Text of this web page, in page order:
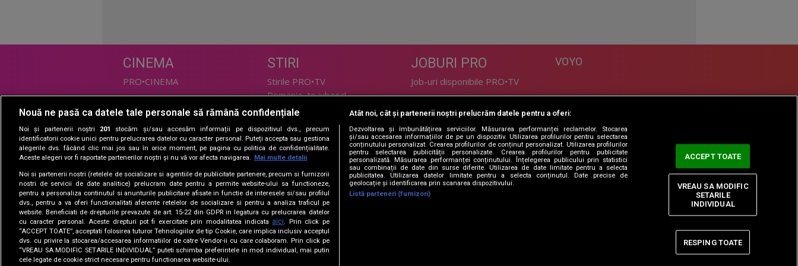
CINEMA
PRO•CINEMA
DIVERTISMENT
PRO•TV
Romanii au talent
Las Fierbinti
La Maruta
Apropo TV
STIRI
Stirile PRO•TV
Romania, te iubesc!
TEHNOLOGIE
I Like IT
SPORT
Sport.ro
PRO•ARENA
JOBURI PRO
Job-uri disponibile PRO•TV
LIFESTYLE
Doctor de Bine
Acasă
Acasă Gold
Perfecte
DeBarbati
VOYO
Contact
Nouă ne pasă ca datele tale personale să rămână confidențiale
Noi și partenerii noștri 201
stocăm și/sau accesăm informații pe dispozitivul dvs., precum
identificatorii cookie unici pentru prelucrarea datelor cu caracter personal. Puteți accepta sau gestiona
alegerile dvs. făcând clic mai jos sau în orice moment, pe pagina cu politica de confidențialitate.
Aceste alegeri vor fi raportate partenerilor noștri și nu vă vor afecta navigarea.
Mai multe detalii
Noi si partenerii nostri (retelele de socializare si agentiile de publicitate partenere, precum si furnizorii
nostri de servicii de date analitice) prelucram date pentru a permite website-ului sa functioneze,
pentru a personaliza continutul si anunturile publicitare afisate in functie de interesele si/sau profilul
dvs., pentru a va oferi functionalitati aferente retelelor de socializare si pentru a analiza traficul pe
website. Beneficiati de drepturile prevazute de art. 15-22 din GDPR in legatura cu prelucrarea datelor
cu caracter personal. Aceste drepturi pot fi exercitate prin modalitatea indicata aici. Prin click pe
“ACCEPT TOATE”, acceptati folosirea tuturor Tehnologiilor de tip Cookie, care implica inclusiv acceptul
dvs. cu privire la stocarea/accesarea informatiilor de catre Vendor-ii cu care colaboram. Prin click pe
“VREAU SA MODIFIC SETARILE INDIVIDUAL” puteti schimba preferintele in mod individual, mai putin
cele legate de cookie strict necesare pentru functionarea website-ului.
Atât noi, cât și partenerii noștri prelucrăm datele pentru a oferi:
Dezvoltarea și îmbunătățirea serviciilor. Măsurarea performanței reclamelor. Stocarea
și/sau accesarea informațiilor de pe un dispozitiv. Utilizarea profilurilor pentru selectarea
conținutului personalizat. Crearea profilurilor de conținut personalizat. Utilizarea profilurilor
pentru selectarea publicității personalizate. Crearea profilurilor pentru publicitate
personalizată. Măsurarea performanței conținutului. Înțelegerea publicului prin statistici
sau combinații de date din surse diferite. Utilizarea de date limitate pentru a selecta
publicitatea. Utilizarea datelor limitate pentru a selecta conținutul. Date precise de
geolocație și identificarea prin scanarea dispozitivului.
Listă parteneri (furnizori)
ACCEPT TOATE
RESPING TOATE
VREAU SA MODIFIC
SETARILE
INDIVIDUAL